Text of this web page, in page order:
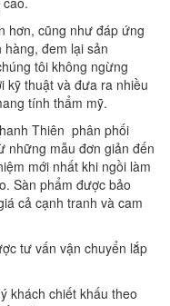
hơn, cũng như đáp ứng
đem lại sản
tôi không ngừng
kỹ thuật và đưa ra nhiều
tính thẩm mỹ.
Thiên phân phối
những mẫu đơn giản đến
mới nhất khi ngồi làm
Sàn phẩm được bảo
cả cạnh tranh và cam
tư vấn vận chuyển lắp
khách chiết khấu theo